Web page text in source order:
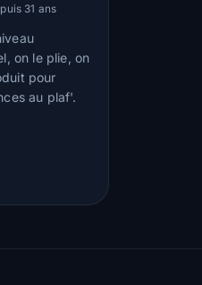
31 ans
on le plie, on
pour
au plaf'.